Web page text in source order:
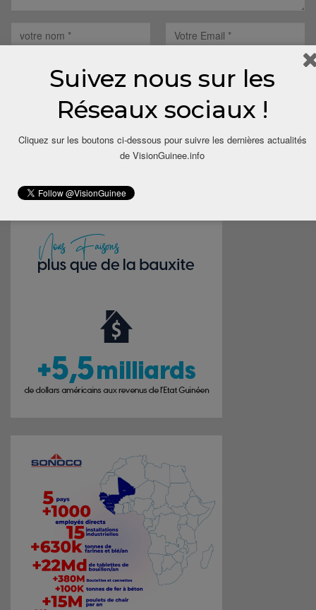
Save my name, email, and website in this browser for the next
time I comment.
Suivez nous sur les
Réseaux sociaux !
Cliquez sur les boutons ci-dessous pour suivre les dernières actualités
de VisionGuinee.info